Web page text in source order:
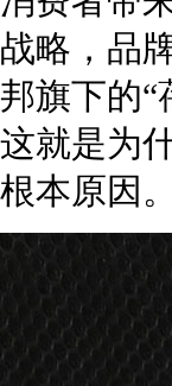
战略，品
邦旗下的“
这就是为
根本原因。